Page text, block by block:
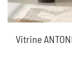
Vitrine